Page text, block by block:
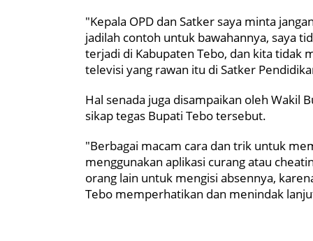
"Kepala OPD dan Satker saya minta
jadilah contoh untuk bawahannya, saya
terjadi di Kabupaten Tebo, dan kita tidak
televisi yang rawan itu di Satker
Hal senada juga disampaikan oleh Wakil
sikap tegas Bupati Tebo tersebut.
"Berbagai macam cara dan trik untuk
menggunakan aplikasi curang atau
orang lain untuk mengisi absennya,
Tebo memperhatikan dan menindak